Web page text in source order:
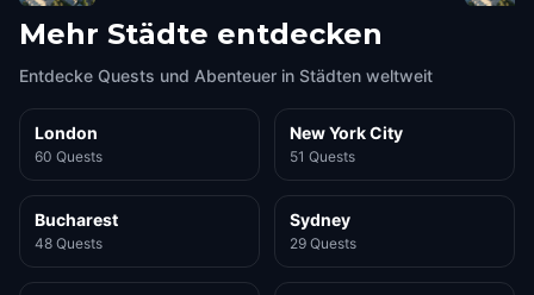
Mehr Städte entdecken
Entdecke Quests und Abenteuer in Städten weltweit
London
60 Quests
New York City
51 Quests
Bucharest
48 Quests
Sydney
29 Quests